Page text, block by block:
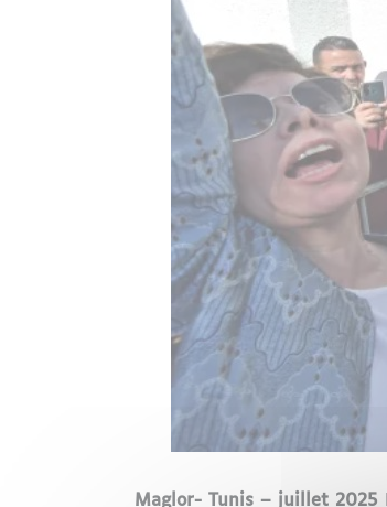
Maglor- Tunis – juillet 2025